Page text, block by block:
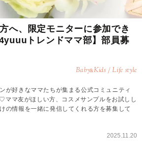
へ、限定モニターに参加でき
トレンドママ部】部員募
Baby&Kids / Life style
が好きなママたちが集まる公式コミュニティ
ママ友がほしい方、コスメサンプルをお試しし
の情報を一緒に発信してくれる方を募集して
2025.11.20